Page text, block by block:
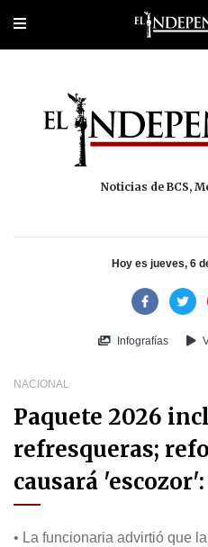
Portada Los Cabos
Noticias de BCS,
Hoy es jueves, 6
Infografías
NACIONAL
Paquete 2026
refresqueras;
causará
• La funcionaria advirtió que